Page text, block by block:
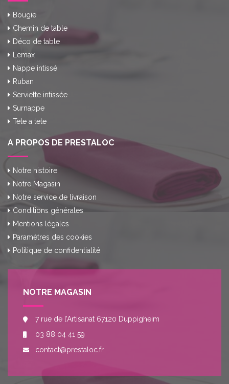
Bougie
Chemin de table
Déco de table
Lemax
Nappe intissé
Ruban
Serviette intissée
Surnappe
Tete a tete
A PROPOS DE PRESTALOC
Notre histoire
Notre Magasin
Notre service de livraison
Conditions générales
Mentions légales
Paramètres des cookies
Politique de confidentialité
NOTRE MAGASIN
7 rue de l’Artisanat 67120 Duppigheim
03 88 04 41 59
contact@prestaloc.fr